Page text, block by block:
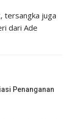
tersangka juga
dari Ade
Penanganan